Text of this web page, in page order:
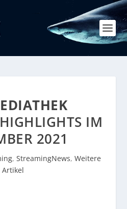
IM
2021
, StreamingNews, Weitere
Artikel